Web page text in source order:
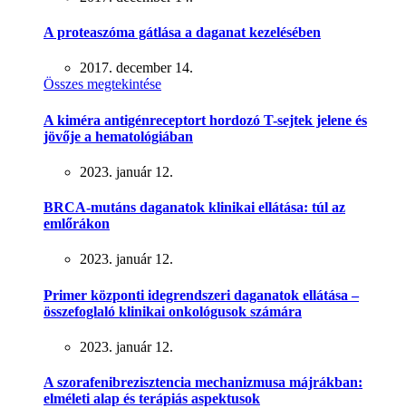
A proteaszóma gátlása a daganat kezelésében
2017. december 14.
Összes megtekintése
A kiméra antigénreceptort hordozó T-sejtek jelene és
jövője a hematológiában
2023. január 12.
BRCA-mutáns daganatok klinikai ellátása: túl az
emlőrákon
2023. január 12.
Primer központi idegrendszeri daganatok ellátása –
összefoglaló klinikai onkológusok számára
2023. január 12.
A szorafenibrezisztencia mechanizmusa májrákban:
elméleti alap és terápiás aspektusok